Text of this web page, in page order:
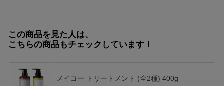
この商品を見た人は、
こちらの商品もチェックしています！
メイコー トリートメント (全2種) 400g